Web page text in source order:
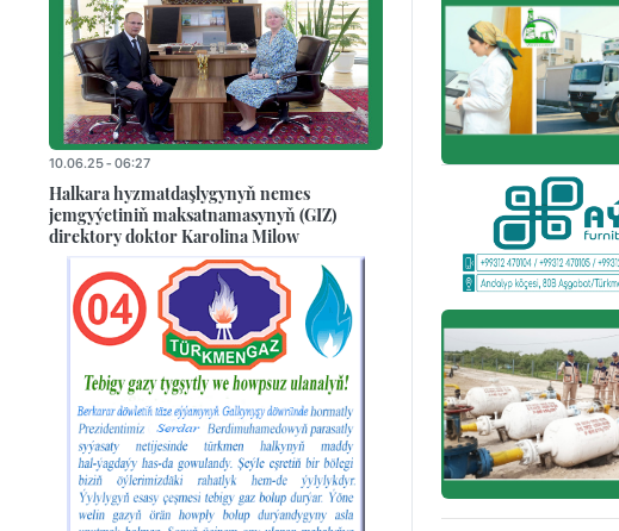
10.06.25 - 06:27
Halkara hyzmatdaşlygynyň nemes
jemgyýetiniň maksatnamasynyň (GIZ)
direktory doktor Karolina Milow